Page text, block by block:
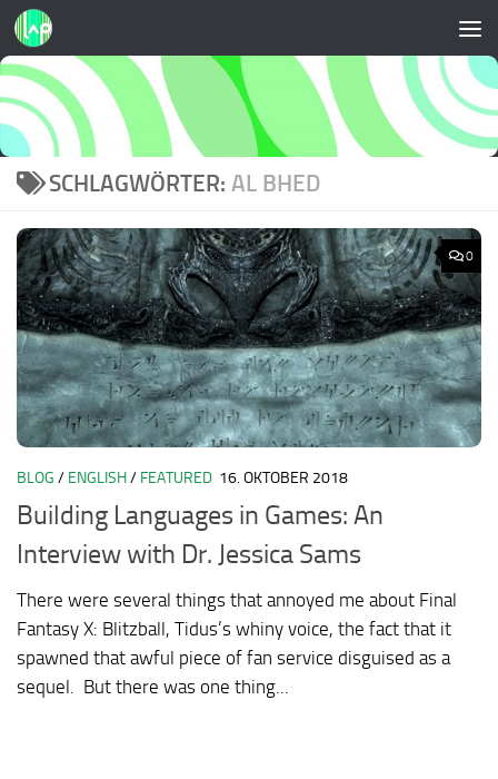
Zum Inhalt springen
SCHLAGWÖRTER: AL BHED
0
BLOG / ENGLISH/ FEATURED 16. OKTOBER 2018
Building Languages in Games: An
Interview with Dr. Jessica Sams
There were several things that annoyed me about Final
Fantasy X: Blitzball, Tidus’s whiny voice, the fact that it
spawned that awful piece of fan service disguised as a
sequel. But there was one thing...